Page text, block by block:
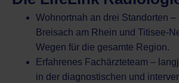
Wohnortnah an drei Standorten –
Breisach am Rhein und Titisee-
Wegen für die gesamte Region.
Erfahrenes Fachärzteteam –
in der diagnostischen und